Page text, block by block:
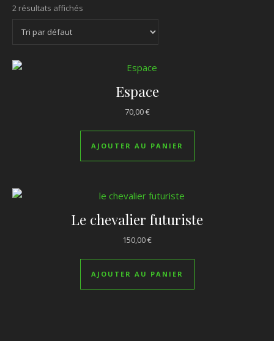
2 résultats affichés
Espace
70,00€
AJOUTER AU PANIER
Le chevalier futuriste
150,00€
AJOUTER AU PANIER